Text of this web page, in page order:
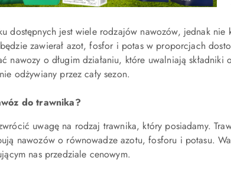
dostępnych jest wiele rodzajów nawozów, jednak
zawierał azot, fosfor i potas w proporcjach
nawozy o długim działaniu, które uwalniają
odżywiany przez cały sezon.
do trawnika?
uwagę na rodzaj trawnika, który posiadamy.
nawozów o równowadze azotu, fosforu i potasu.
nas przedziale cenowym.